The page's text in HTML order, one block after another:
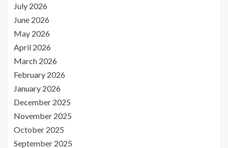
July 2026
June 2026
May 2026
April 2026
March 2026
February 2026
January 2026
December 2025
November 2025
October 2025
September 2025